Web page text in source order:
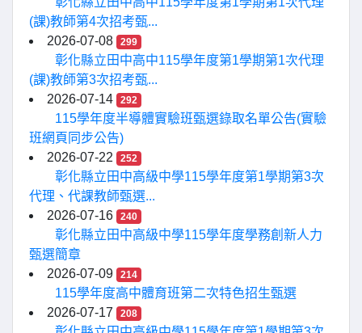
(課)教師第4次招考甄...
2026-07-08
299
彰化縣立田中高中115學年度第1學期第1次代理
(課)教師第3次招考甄...
2026-07-14
292
115學年度半導體實驗班甄選錄取名單公告(實驗
班網頁同步公告)
2026-07-22
252
彰化縣立田中高級中學115學年度第1學期第3次
代理、代課教師甄選...
2026-07-16
240
彰化縣立田中高級中學115學年度學務創新人力
甄選簡章
2026-07-09
214
115學年度高中體育班第二次特色招生甄選
2026-07-17
208